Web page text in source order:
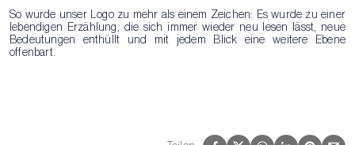
So wurde unser Logo zu mehr als einem Zeichen: Es wurde zu einer
lebendigen Erzählung, die sich immer wieder neu lesen lässt, neue
Bedeutungen enthüllt und mit jedem Blick eine weitere Ebene
offenbart.